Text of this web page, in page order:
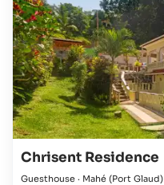
Chrisent Residence
Guesthouse · Mahé (Port Glaud)